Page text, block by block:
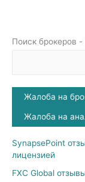
Поиск брокеров
Жалоба на
Жалоба на
SynapsePoint
лицензией
FXC Global